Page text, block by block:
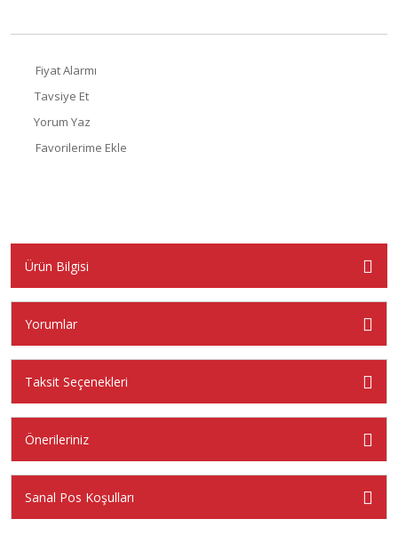
Fiyat Alarmı
Tavsiye Et
Yorum Yaz
Ürün Bilgisi
Yorumlar
Taksit Seçenekleri
Önerileriniz
Sanal Pos Koşulları